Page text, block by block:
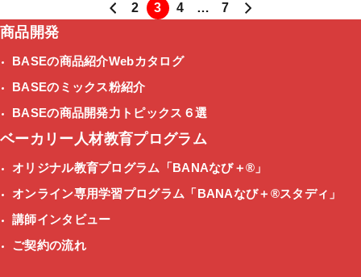
2 3 4 … 7
商品開発
BASEの商品紹介Webカタログ
BASEのミックス粉紹介
BASEの商品開発力トピックス６選
ベーカリー人材教育プログラム
オリジナル教育プログラム 「BANAなび＋®」
オンライン専用学習プログラム 「BANAなび＋®スタディ」
講師インタビュー
ご契約の流れ